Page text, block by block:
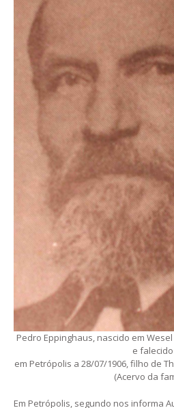
Pedro Eppinghaus, nascido em
e falecido
em Petrópolis a 28/07/1906, filho de
(Acervo da
Em Petrópolis, segundo nos informa